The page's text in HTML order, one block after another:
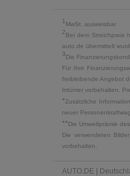
1 MwSt. ausweisbar
2Bei dem Streichpreis
auto.de übermittelt
3Die
Für Ihre
freibleibende Angebot
Irrtümer vorbehalten.
*Zusätzliche
neuer
**Die Umweltprämie
Die verwendeten
vorbehalten.
AUTO.DE |